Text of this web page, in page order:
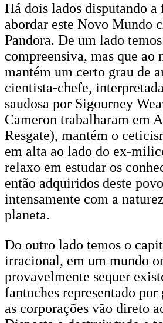
Há dois lados disputando a
abordar este Novo Mundo
Pandora. De um lado
compreensiva, mas que ao
mantém um certo grau de
cientista-chefe,
saudosa por Sigourney
Cameron trabalharam em
Resgate), mantém o
em alta ao lado do ex-
relaxo em estudar os
então adquiridos deste
intensamente com a
planeta.
Do outro lado temos o
irracional, em um mundo
provavelmente sequer
fantoches representado por
as corporações vão direto